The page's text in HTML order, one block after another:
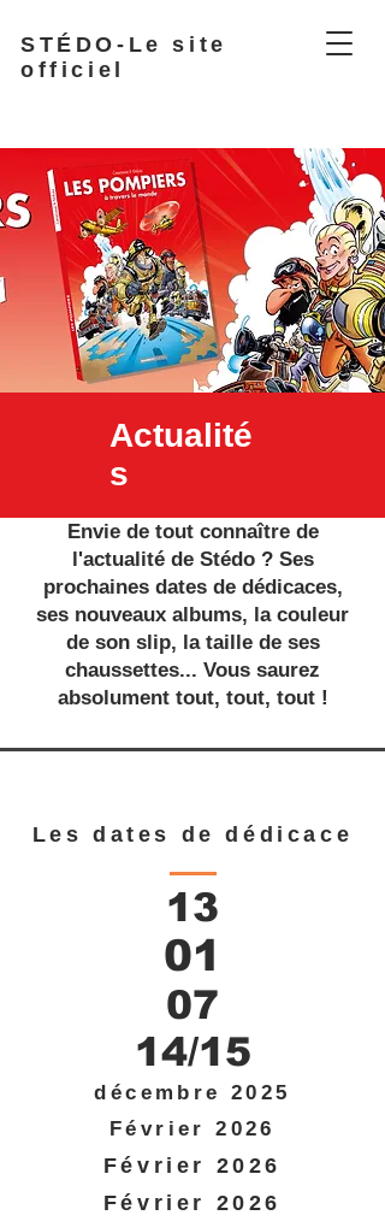
STÉDO-Le site
officiel
Actualité
s
Envie de tout connaître de
l'actualité de Stédo ? Ses
prochaines dates de dédicaces,
ses nouveaux albums, la couleur
de son slip, la taille de ses
chaussettes... Vous saurez
absolument tout, tout, tout !
Les dates de dédicace
13
01
07
14/15
décembre 2025
Février 2026
Février 2026
Février 2026